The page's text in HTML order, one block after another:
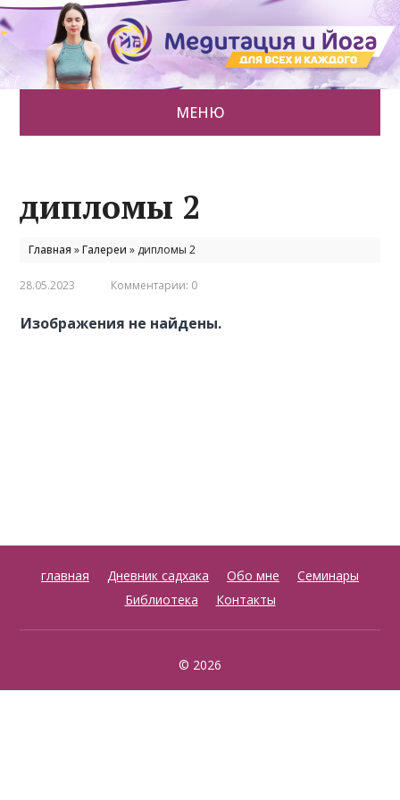
МЕНЮ
дипломы 2
Главная »Галереи » дипломы 2
28.05.2023 Комментарии: 0
Изображения не найдены.
главная Дневник садхака Обо мне
Семинары
Библиотека
Контакты
© 2026